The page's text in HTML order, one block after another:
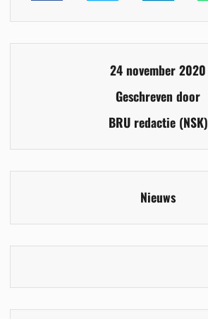
24 november 2020
Geschreven door
BRU redactie (NSK)
Nieuws